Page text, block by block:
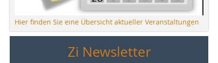
Hier finden Sie eine Übersicht aktueller Veranstaltungen
Zi Newsletter